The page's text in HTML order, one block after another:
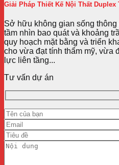
Giải Pháp Thiết Kế Nội Thất
Sở hữu không gian sống
tầm nhìn bao quát và khoảng
quy hoạch mặt bằng và triển
cho vừa đạt tính thẩm mỹ, vừa
lực liên tầng...
Tư vấn dự án